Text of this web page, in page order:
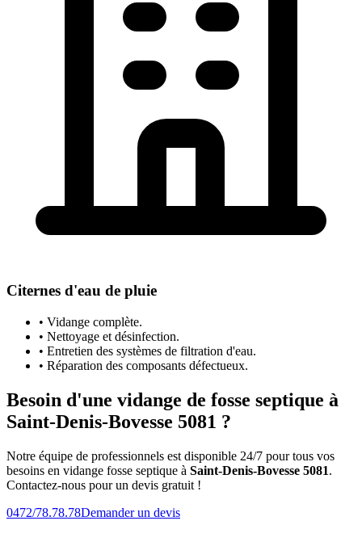
Citernes d'eau de pluie
• Vidange complète.
• Nettoyage et désinfection.
• Entretien des systèmes de filtration d'eau.
• Réparation des composants défectueux.
Besoin d'une vidange de fosse septique à
Saint-Denis-Bovesse 5081 ?
Notre équipe de professionnels est disponible 24/7 pour tous vos
besoins en vidange fosse septique à Saint-Denis-Bovesse 5081.
Contactez-nous pour un devis gratuit !
0472/78.78.78Demander un devis